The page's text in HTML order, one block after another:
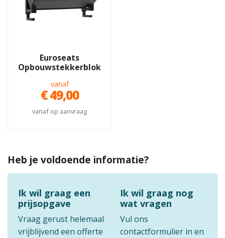
Euroseats
Opbouwstekkerblok
vanaf
€ 49,00
vanaf op aanvraag
Heb je voldoende informatie?
Ik wil graag een
prijsopgave
Vraag gerust helemaal
vrijblijvend een offerte
Ik wil graag nog
wat vragen
Vul ons
contactformulier in en